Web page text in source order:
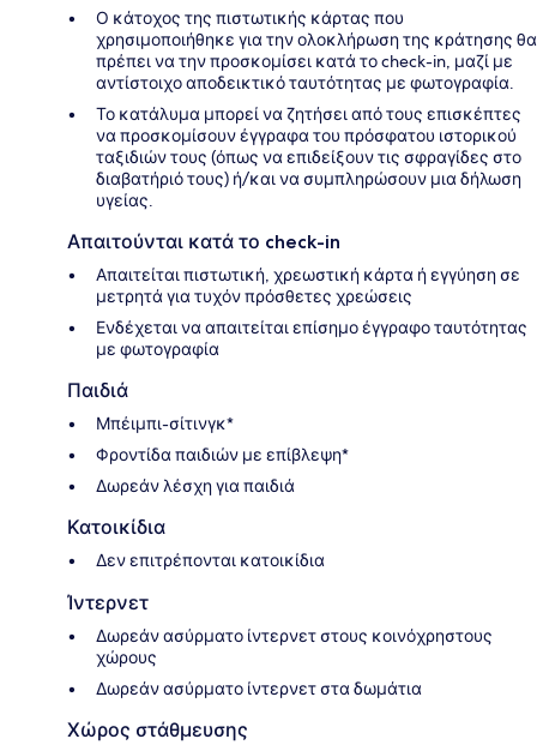
Ο κάτοχος της πιστωτικής κάρτας που
χρησιμοποιήθηκε για την ολοκλήρωση της κράτησης θα
πρέπει να την προσκομίσει κατά το check-in, μαζί με
αντίστοιχο αποδεικτικό ταυτότητας με φωτογραφία.
Το κατάλυμα μπορεί να ζητήσει από τους επισκέπτες
να προσκομίσουν έγγραφα του πρόσφατου ιστορικού
ταξιδιών τους (όπως να επιδείξουν τις σφραγίδες στο
διαβατήριό τους) ή/και να συμπληρώσουν μια δήλωση
υγείας.
Απαιτούνται κατά το check-in
Απαιτείται πιστωτική, χρεωστική κάρτα ή εγγύηση σε
μετρητά για τυχόν πρόσθετες χρεώσεις
Ενδέχεται να απαιτείται επίσημο έγγραφο ταυτότητας
με φωτογραφία
Παιδιά
Μπέιμπι-σίτινγκ*
Φροντίδα παιδιών με επίβλεψη*
Δωρεάν λέσχη για παιδιά
Κατοικίδια
Δεν επιτρέπονται κατοικίδια
Ίντερνετ
Δωρεάν ασύρματο ίντερνετ στους κοινόχρηστους
χώρους
Δωρεάν ασύρματο ίντερνετ στα δωμάτια
Χώρος στάθμευσης